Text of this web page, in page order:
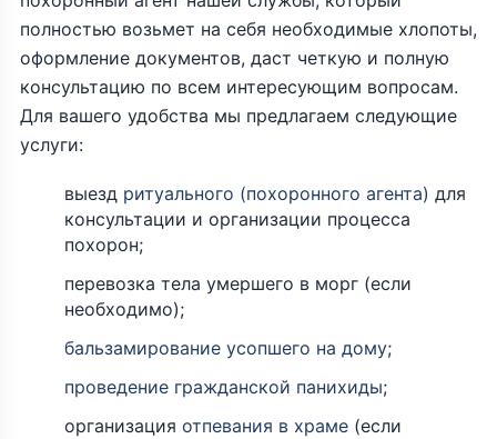
полностью возьмет на себя необходимые хлопоты,
оформление документов, даст четкую и полную
консультацию по всем интересующим вопросам.
Для вашего удобства мы предлагаем следующие
услуги:
выезд ритуального (похоронного агента) для
консультации и организации процесса
похорон;
перевозка тела умершего в морг (если
необходимо);
бальзамирование усопшего на дому;
проведение гражданской панихиды;
организация отпевания в храме (если